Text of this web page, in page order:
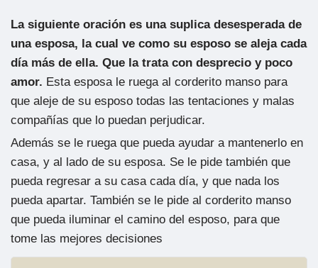
La siguiente oración es una suplica desesperada de
una esposa, la cual ve como su esposo se aleja cada
día más de ella. Que la trata con desprecio y poco
amor. Esta esposa le ruega al corderito manso para
que aleje de su esposo todas las tentaciones y malas
compañías que lo puedan perjudicar.
Además se le ruega que pueda ayudar a mantenerlo en
casa, y al lado de su esposa. Se le pide también que
pueda regresar a su casa cada día, y que nada los
pueda apartar. También se le pide al corderito manso
que pueda iluminar el camino del esposo, para que
tome las mejores decisiones